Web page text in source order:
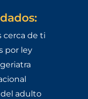
cerca de ti
por ley
adulto